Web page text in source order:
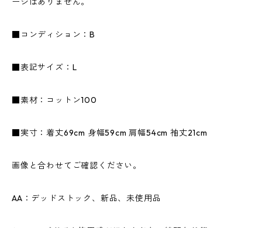
■コンディション：B
■表記サイズ：L
■素材：コットン100
■実寸：着丈69cm 身幅59cm 肩幅54cm 袖丈21cm
画像と合わせてご確認ください。
AA：デッドストック、新品、未使用品